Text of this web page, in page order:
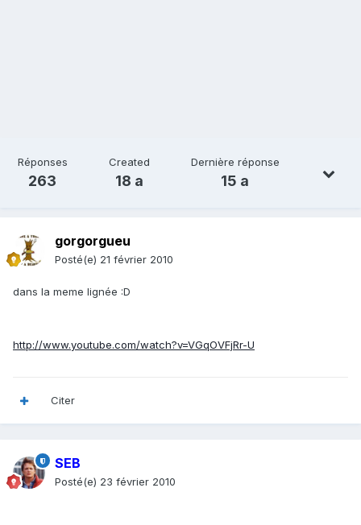
Réponses
263
Created
18 a
Dernière réponse
15 a
gorgorgueu
Posté(e) 21 février 2010
dans la meme lignée :D
http://www.youtube.com/watch?v=VGqOVFjRr-U
Citer
SEB
Posté(e) 23 février 2010